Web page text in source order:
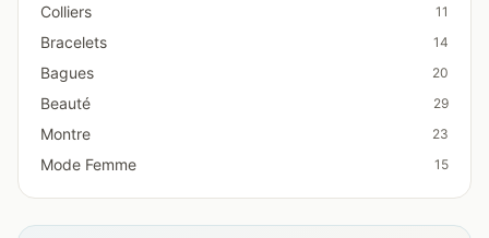
Colliers 11
Bracelets 14
Bagues 20
Beauté 29
Montre 23
Mode Femme 15